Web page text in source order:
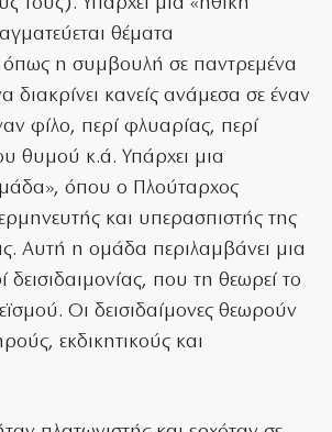
θέματα
η συμβουλή σε παντρεμένα
διακρίνει κανείς ανάμεσα σε έναν
φίλο, περί φλυαρίας, περί
θυμού κ.ά. Υπάρχει μια
όπου ο Πλούταρχος
και υπερασπιστής της
Αυτή η ομάδα περιλαμβάνει μια
δεισιδαιμονίας, που τη θεωρεί το
Οι δεισιδαίμονες θεωρούν
εκδικητικούς και